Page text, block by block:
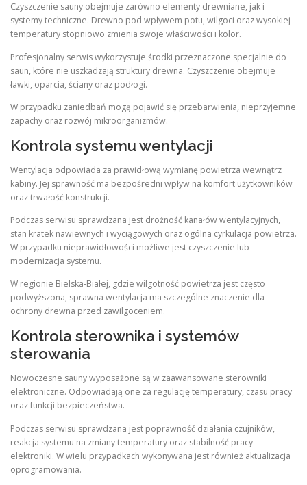
Czyszczenie sauny obejmuje zarówno elementy drewniane, jak i
systemy techniczne. Drewno pod wpływem potu, wilgoci oraz wysokiej
temperatury stopniowo zmienia swoje właściwości i kolor.
Profesjonalny serwis wykorzystuje środki przeznaczone specjalnie do
saun, które nie uszkadzają struktury drewna. Czyszczenie obejmuje
ławki, oparcia, ściany oraz podłogi.
W przypadku zaniedbań mogą pojawić się przebarwienia, nieprzyjemne
zapachy oraz rozwój mikroorganizmów.
Kontrola systemu wentylacji
Wentylacja odpowiada za prawidłową wymianę powietrza wewnątrz
kabiny. Jej sprawność ma bezpośredni wpływ na komfort użytkowników
oraz trwałość konstrukcji.
Podczas serwisu sprawdzana jest drożność kanałów wentylacyjnych,
stan kratek nawiewnych i wyciągowych oraz ogólna cyrkulacja powietrza.
W przypadku nieprawidłowości możliwe jest czyszczenie lub
modernizacja systemu.
W regionie Bielska-Białej, gdzie wilgotność powietrza jest często
podwyższona, sprawna wentylacja ma szczególne znaczenie dla
ochrony drewna przed zawilgoceniem.
Kontrola sterownika i systemów
sterowania
Nowoczesne sauny wyposażone są w zaawansowane sterowniki
elektroniczne. Odpowiadają one za regulację temperatury, czasu pracy
oraz funkcji bezpieczeństwa.
Podczas serwisu sprawdzana jest poprawność działania czujników,
reakcja systemu na zmiany temperatury oraz stabilność pracy
elektroniki. W wielu przypadkach wykonywana jest również aktualizacja
oprogramowania.